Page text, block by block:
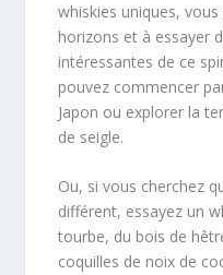
whiskies uniques,
horizons et à essayer
intéressantes de ce
pouvez commencer
Japon ou explorer la
de seigle.
Ou, si vous cherchez
différent, essayez un
tourbe, du bois de
coquilles de noix de